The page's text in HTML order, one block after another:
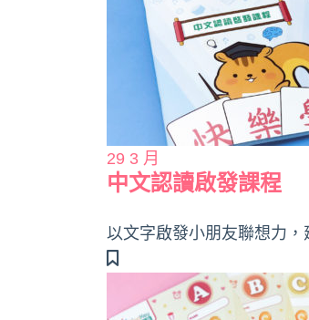
29 3 月
中文認讀啟發課程
以文字啟發小朋友聯想力